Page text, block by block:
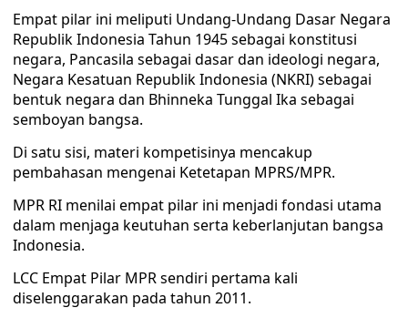
Empat pilar ini meliputi Undang-Undang Dasar Negara
Republik Indonesia Tahun 1945 sebagai konstitusi
negara, Pancasila sebagai dasar dan ideologi negara,
Negara Kesatuan Republik Indonesia (NKRI) sebagai
bentuk negara dan Bhinneka Tunggal Ika sebagai
semboyan bangsa.
Di satu sisi, materi kompetisinya mencakup
pembahasan mengenai Ketetapan MPRS/MPR.
MPR RI menilai empat pilar ini menjadi fondasi utama
dalam menjaga keutuhan serta keberlanjutan bangsa
Indonesia.
LCC Empat Pilar MPR sendiri pertama kali
diselenggarakan pada tahun 2011.